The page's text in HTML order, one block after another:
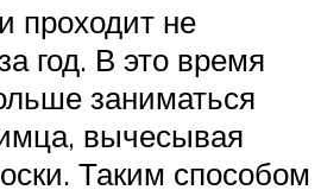
проходит не
год. В это время
заниматься
вычесывая
Таким способом